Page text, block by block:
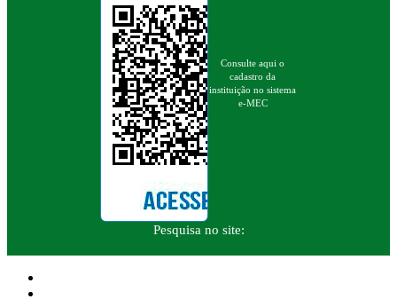
Consulte aqui o
cadastro da
instituição no sistema
e-MEC
Pesquisa no site: